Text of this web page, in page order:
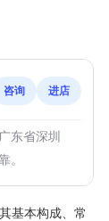
咨询 进店
东省深圳
。
基本构成、常